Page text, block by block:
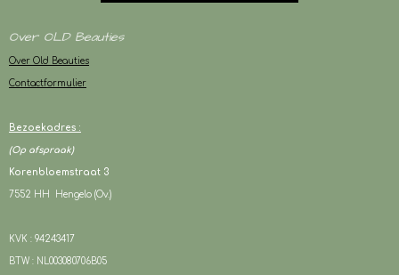
Over OLD Beauties
Over Old Beauties
Contactformulier
Bezoekadres :
(Op afspraak)
Korenbloemstraat 3
7552 HH Hengelo (Ov.)
KVK : 94243417
BTW : NL003080706B05